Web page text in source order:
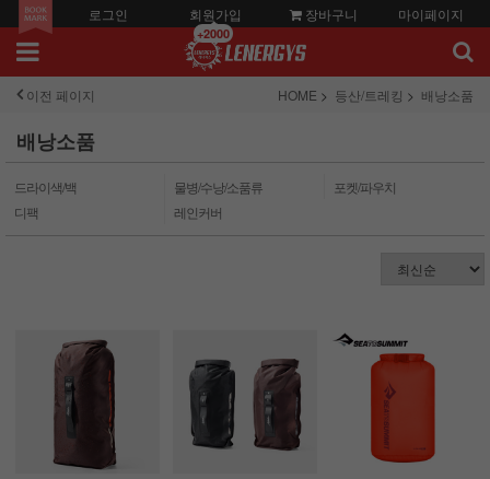
로그인 회원가입
+2000
장바구니 마이페이지
이전 페이지 HOME 등산/트레킹 배낭소품
배낭소품
드라이색/백 물병/수낭/소품류
포켓/파우치
디팩
레인커버